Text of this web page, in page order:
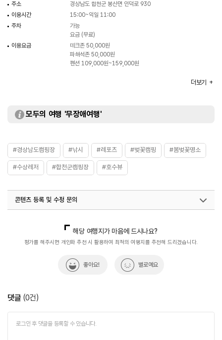
주소
경상남도 합천군 봉산면 인덕로 930
이용시간
15:00~익일 11:00
주차
가능
요금 (무료)
이용요금
데크존 50,000원
파쇄석존 50,000원
펜션 109,000원~159,000원
※ 이용요금은 변동될 수 있으므로 홈페이지 참조 또는 전화
주요시설
데크존 / 파쇄석존 / 펜션
더보기
모두의 여행 '무장애여행'
#경상남도캠핑장 #낚시 #레포츠 #벚꽃캠핑 #봄벚꽃명소
#수상레저 #합천군캠핑장 #호수뷰
콘텐츠 등록 및 수정 문의
해당 여행지가 마음에 드시나요?
평가를 해주시면 개인화 추천 시 활용하여 최적의 여행지를 추천해 드리겠습니다.
좋아요! 별로예요
댓글 (0건)